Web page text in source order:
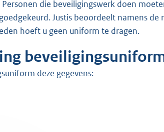
Justis beoordeelt namens
hoeft u geen uniform te dragen.
deze gegevens: